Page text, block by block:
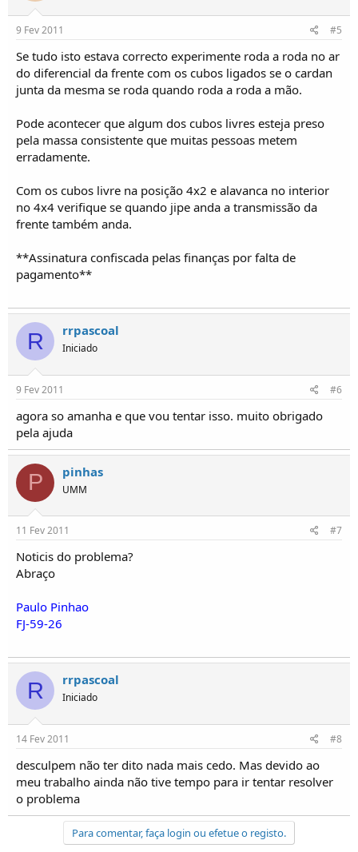
9 Fev 2011 #5
Se tudo isto estava correcto experimente roda a roda no ar
do diferencial da frente com os cubos ligados se o cardan
junta da mesma se roda quando roda a roda a mão.
Pode acontecer que algum dos cubos livres esteja preso
pela massa consistente que muitas pessoas metem
erradamente.
Com os cubos livre na posição 4x2 e alavanca no interior
no 4x4 verifique se quando jipe anda a transmissão da
frente também anda.
**Assinatura confiscada pelas finanças por falta de
pagamento**
R rrpascoal
Iniciado
9 Fev 2011 #6
agora so amanha e que vou tentar isso. muito obrigado
pela ajuda
P pinhas
UMM
11 Fev 2011 #7
Noticis do problema?
Abraço
Paulo Pinhao
FJ-59-26
R rrpascoal
Iniciado
14 Fev 2011 #8
desculpem não ter dito nada mais cedo. Mas devido ao
meu trabalho ainda não tive tempo para ir tentar resolver
o problema
Para comentar, faça login ou efetue o registo.